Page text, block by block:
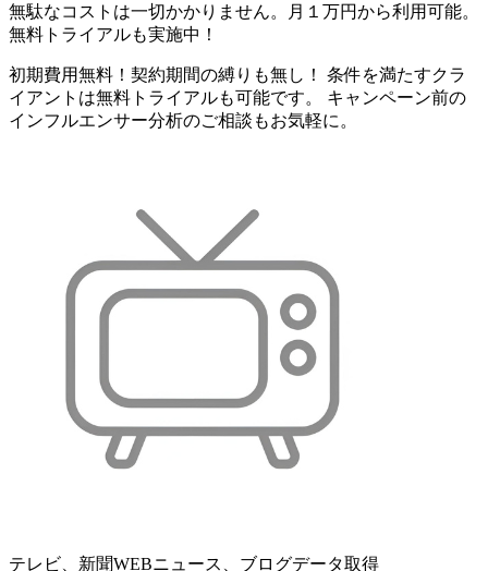
無駄なコストは一切かかりません。月１万円から利用可能。
無料トライアルも実施中！
初期費用無料！契約期間の縛りも無し！ 条件を満たすクラ
イアントは無料トライアルも可能です。 キャンペーン前の
インフルエンサー分析のご相談もお気軽に。
テレビ、新聞WEBニュース、ブログデータ取得